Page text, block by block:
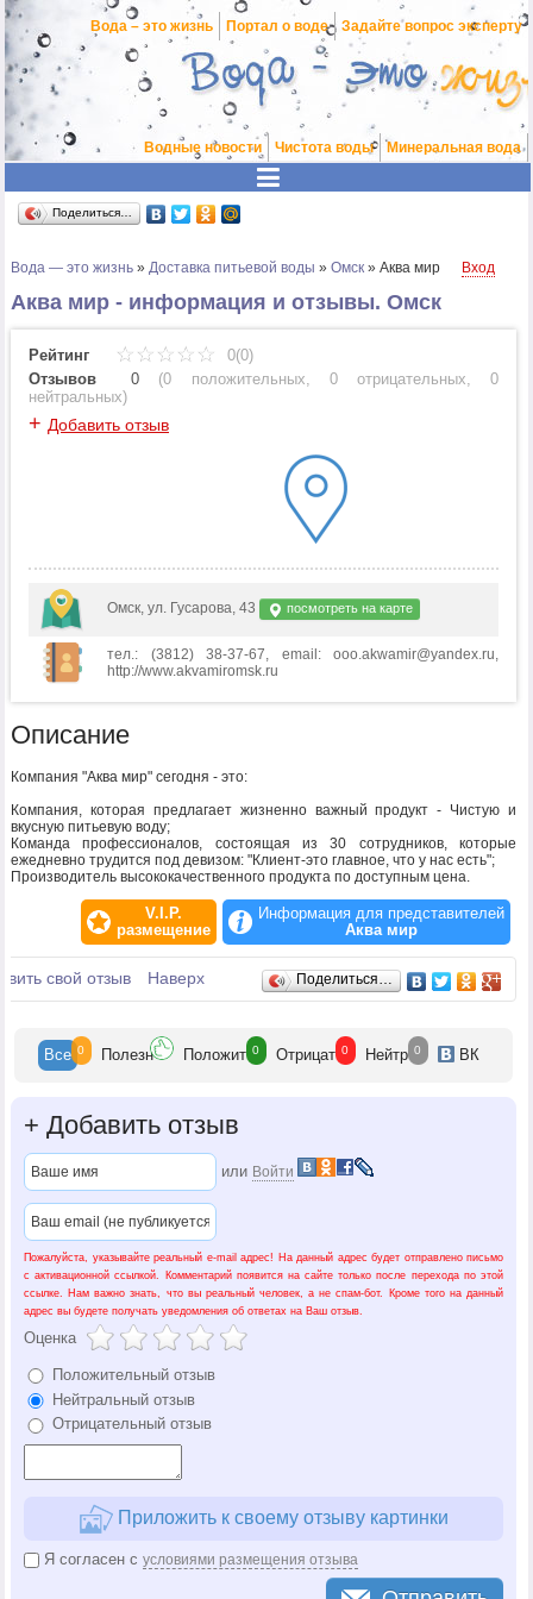
Вода – это жизнь Портал о воде Задайте вопрос эксперту
Водные новости Чистота воды Минеральная вода
Поделиться…
Вода — это жизнь » Доставка питьевой воды » Омск » Аква мир Вход
Аква мир - информация и отзывы. Омск
Рейтинг
0(0)
Отзывов
0 (0 положительных, 0 отрицательных,0
нейтральных)
+ Добавить отзыв
Омск, ул. Гусарова, 43 посмотреть на карте
тел.: (3812) 38-37-67, email: ooo.akwamir@yandex.ru,
http://www.akvamiromsk.ru
Описание
Компания "Аква мир" сегодня - это:
Компания, которая предлагает жизненно важный продукт - Чистую и
вкусную питьевую воду;
Команда профессионалов, состоящая из 30 сотрудников, которые
ежедневно трудится под девизом: "Клиент-это главное, что у нас есть";
Производитель высококачественного продукта по доступным цена.
V.I.P.
размещение
Информация для представителей
Аква мир
Отзывы
свой отзыв Наверх Поделиться…
Все 0 Полезн Положит 0 Отрицат 0 Нейтр 0 ВК
+ Добавить отзыв
или Войти
Пожалуйста, указывайте реальный e-mail адрес! На данный адрес будет отправлено письмо
с активационной ссылкой. Комментарий появится на сайте только после перехода по этой
ссылке. Нам важно знать, что вы реальный человек, а не спам-бот. Кроме того на данный
адрес вы будете получать уведомления об ответах на Ваш отзыв.
Оценка
Положительный отзыв
Нейтральный отзыв
Отрицательный отзыв
Приложить к своему отзыву картинки
Я согласен с условиями размещения отзыва